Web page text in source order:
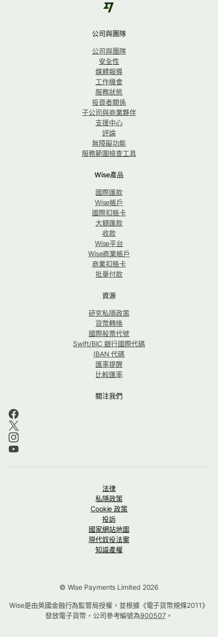
公司與團隊
公司與團隊
安全性
媒體報導
工作機會
服務狀態
投資者關係
子公司與商業夥伴
支援中心
評論
無障礙功能
服務範圍檢查工具
Wise產品
國際匯款
Wise帳戶
國際扣賬卡
大額匯款
收款
Wise平台
Wise商業帳戶
商業扣賬卡
批量付款
資源
研究私隱政策
貨幣轉換
國際股票代號
Swift/BIC 銀行國際代碼
IBAN 代碼
匯率提醒
比較匯率
關注我們
法律
私隱政策
Cookie 政策
投訴
國家網站地圖
現代奴役法案
知識產權
© Wise Payments Limited 2026
Wise是由英國金融行為監管局授權，並根據《電子貨幣規條2011》
發放電子貨幣，公司參考編號為900507。